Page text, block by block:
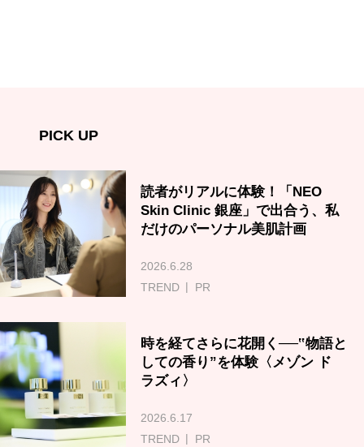
PICK UP
読者がリアルに体験！「NEO
Skin Clinic 銀座」で出合う、私
だけのパーソナル美肌計画
2026.6.28
TREND
PR
時を経てさらに花開く──‟物語と
しての香り”を体験〈メゾン ド
ラズィ〉
2026.6.17
TREND
PR